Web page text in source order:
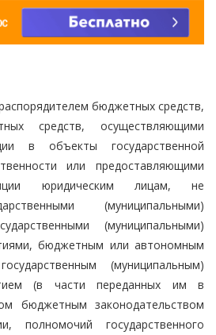
бюджетных средств,
средств, осуществляющими
в объекты государственной
или предоставляющими
юридическим лицам, не
(муниципальными)
(муниципальными)
бюджетным или автономным
(муниципальным)
(в части переданных им в
бюджетным законодательством
полномочий государственного